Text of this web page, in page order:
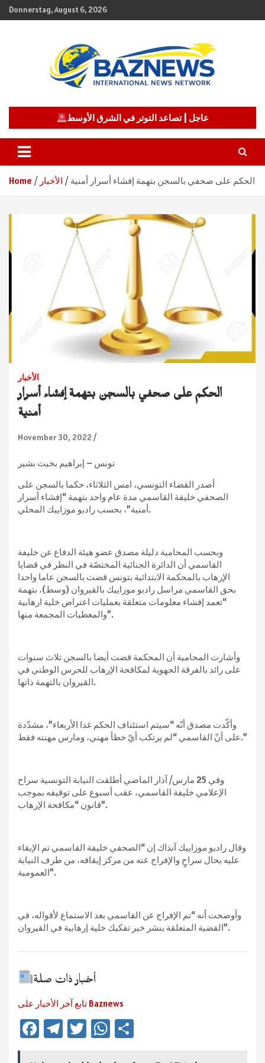
Skip
to
Donnerstag, August 6, 2026
BAZNEWS
عاجل | تصاعد التوتر في الشرق الأوسط
Home الأخبار الحكم على صحفي بالسجن بتهمة إفشاء أسرار أمنية
الأخبار
الحكم على صحفي بالسجن بتهمة إفشاء أسرار
أمنية
November 30, 2022
تونس – إبراهيم بخيت بشير
أصدر القضاء التونسي، امس الثلاثاء، حكما بالسجن على
الصحفي خليفة القاسمي مدة عام واحد بتهمة “إفشاء أسرار
أمنية”، بحسب راديو موزاييك المحلي.
وبحسب المحامية دليلة مصدق عضو هيئة الدفاع عن خليفة
القاسمي أن الدائرة الجنائية المختصّة في النظر في قضايا
الإرهاب بالمحكمة الابتدائية بتونس قضت بالسجن عاما واحدا
بحق القاسمي مراسل راديو موزاييك بالقيروان (وسط)، بتهمة
“تعمد إفشاء معلومات متعلقة بعمليات اعتراض خلية ارهابية
والمعطيات المجمعة منها”.
وأشارت المحامية أن المحكمة قضت أيضا بالسجن ثلاث سنوات
على رائد بالفرقة الجهوية لمكافحة الإرهاب للحرس الوطني في
القيروان بالتهمة ذاتها.
وأكّدت مصدق أنّه “سيتم استئناف الحكم غدا الأربعاء”، مشدّدة
على أنّ القاسمي “لم يرتكب أيّ خطأ مهني، ومارس مهنته فقط.”
وفي 25 مارس/ آذار الماضي أطلقت النيابة التونسية سراح
الإعلامي خليفة القاسمي، عقب أسبوع على توقيفه بموجب
قانون “مكافحة الإرهاب”.
وقال راديو موزاييك آنذاك إن “الصحفي خليفة القاسمي تم الإبقاء
عليه بحال سراحٍ والإفراج عنه من مركز إيقافه، من طرف النيابة
العمومية”.
وأوضحت أنه “تم الإفراج عن القاسمي بعد الاستماع لأقواله، في
القضية المتعلقة بنشر خبر تفكيك خلية إرهابية في القيروان”.
أخبار ذات صلة
تابع آخر الأخبار على Baznews
Fa Te T W